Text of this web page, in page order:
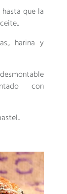
que la
harina y
con